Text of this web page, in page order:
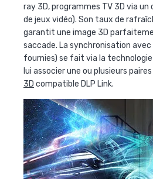
ray 3D, programmes TV 3D via un
de jeux vidéo). Son taux de
garantit une image 3D
saccade. La synchronisation
fournies) se fait via la technologie
lui associer une ou plusieurs paires
3D compatible DLP Link.